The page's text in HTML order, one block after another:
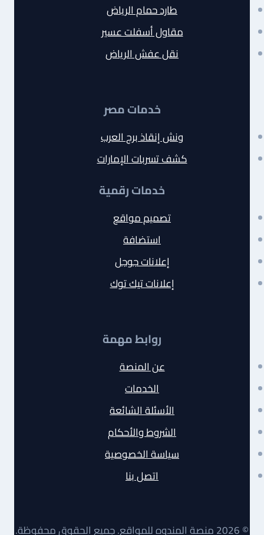
طارد حمام الرياض
مقاول أسفلت عسير
نقل عفش الرياض
خدمات مصر
ونش إنقاذ برج العرب
كشف تسربات الإمارات
خدمات رقمية
تصميم مواقع
استضافة
إعلانات جوجل
إعلانات تيك توك
روابط مهمة
عن المنصة
الخدمات
الأسئلة الشائعة
الشروط والأحكام
سياسة الخصوصية
اتصل بنا
© 2026 منصة المندوه للمواقع. جميع الحقوق محفوظة.